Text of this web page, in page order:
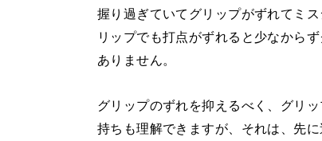
握り過ぎていてグリップがずれてミ
リップでも打点がずれると少なから
ありません。
グリップのずれを抑えるべく、グリ
持ちも理解できますが、それは、先